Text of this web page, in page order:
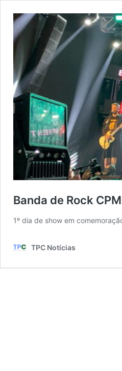
Banda de Rock
1º dia de show em
TPC Notícias